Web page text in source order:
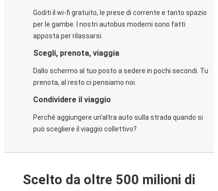
Goditi il wi-fi gratuito, le prese di corrente e tanto spazio
per le gambe. I nostri autobus moderni sono fatti
apposta per rilassarsi.
Scegli, prenota, viaggia
Dallo schermo al tuo posto a sedere in pochi secondi. Tu
prenota, al resto ci pensiamo noi.
Condividere il viaggio
Perché aggiungere un'altra auto sulla strada quando si
può scegliere il viaggio collettivo?
Scelto da oltre 500 milioni di